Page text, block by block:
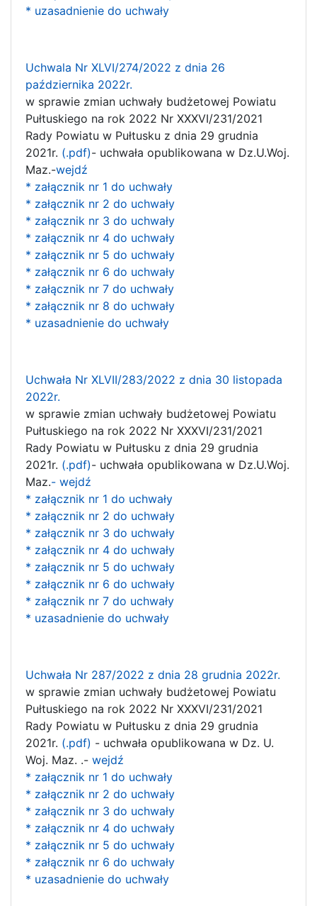
* uzasadnienie do uchwały
Uchwala Nr XLVI/274/2022 z dnia 26
października 2022r.
w sprawie zmian uchwały budżetowej Powiatu
Pułtuskiego na rok 2022 Nr XXXVI/231/2021
Rady Powiatu w Pułtusku z dnia 29 grudnia
2021r. (.pdf)- uchwała opublikowana w Dz.U.Woj.
Maz.-wejdź
* załącznik nr 1 do uchwały
* załącznik nr 2 do uchwały
* załącznik nr 3 do uchwały
* załącznik nr 4 do uchwały
* załącznik nr 5 do uchwały
* załącznik nr 6 do uchwały
* załącznik nr 7 do uchwały
* załącznik nr 8 do uchwały
* uzasadnienie do uchwały
Uchwała Nr XLVII/283/2022 z dnia 30 listopada
2022r.
w sprawie zmian uchwały budżetowej Powiatu
Pułtuskiego na rok 2022 Nr XXXVI/231/2021
Rady Powiatu w Pułtusku z dnia 29 grudnia
2021r. (.pdf)- uchwała opublikowana w Dz.U.Woj.
Maz.- wejdź
* załącznik nr 1 do uchwały
* załącznik nr 2 do uchwały
* załącznik nr 3 do uchwały
* załącznik nr 4 do uchwały
* załącznik nr 5 do uchwały
* załącznik nr 6 do uchwały
* załącznik nr 7 do uchwały
* uzasadnienie do uchwały
Uchwała Nr 287/2022 z dnia 28 grudnia 2022r.
w sprawie zmian uchwały budżetowej Powiatu
Pułtuskiego na rok 2022 Nr XXXVI/231/2021
Rady Powiatu w Pułtusku z dnia 29 grudnia
2021r. (.pdf) - uchwała opublikowana w Dz. U.
Woj. Maz. .- wejdź
* załącznik nr 1 do uchwały
* załącznik nr 2 do uchwały
* załącznik nr 3 do uchwały
* załącznik nr 4 do uchwały
* załącznik nr 5 do uchwały
* załącznik nr 6 do uchwały
* uzasadnienie do uchwały